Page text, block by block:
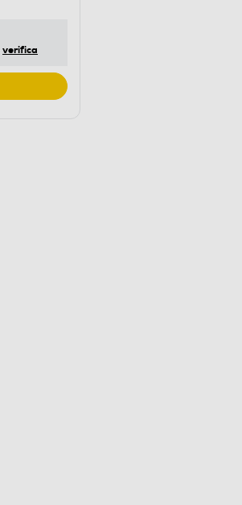
verifica